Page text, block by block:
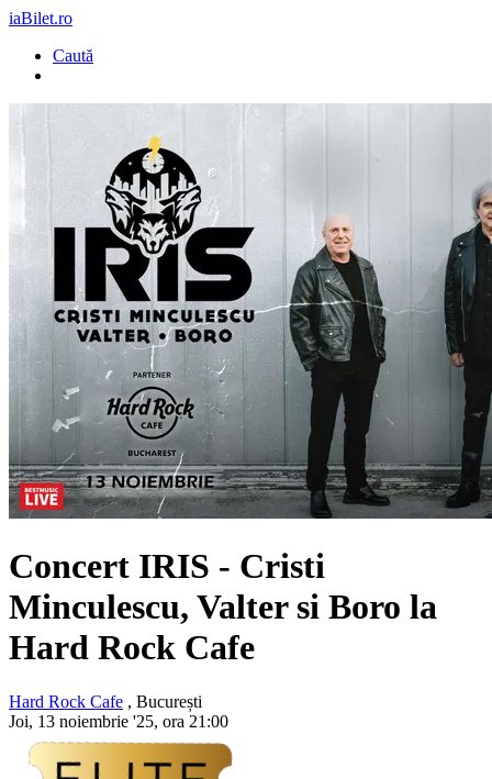
iaBilet.ro
Caută
Concert IRIS - Cristi
Minculescu, Valter si Boro la
Hard Rock Cafe
Hard Rock Cafe , București
Joi, 13 noiembrie '25, ora 21:00